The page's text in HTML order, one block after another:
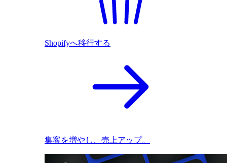
Shopifyへ移行する
集客を増やし、売上アップ。